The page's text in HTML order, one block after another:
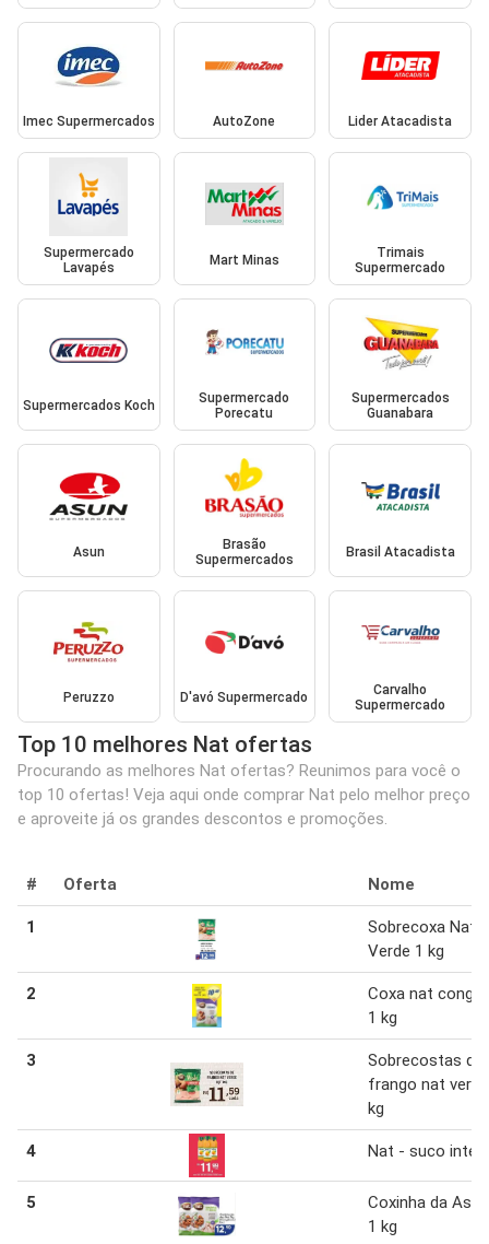
Imec Supermercados AutoZone Lider Atacadista
Supermercado
Lavapés
Mart Minas
Trimais
Supermercado
Supermercados Koch
Supermercado
Porecatu
Supermercados
Guanabara
Asun
Brasão
Supermercados
Brasil Atacadista
Peruzzo D'avó Supermercado
Carvalho
Supermercado
Top 10 melhores Nat ofertas
Procurando as melhores Nat ofertas? Reunimos para você o
top 10 ofertas! Veja aqui onde comprar Nat pelo melhor preço
e aproveite já os grandes descontos e promoções.
# Oferta Nome
1
Sobrecoxa Nat
Verde 1 kg
2
Coxa nat
1 kg
3
Sobrecostas de
frango nat
kg
4 Nat - suco inte
5
Coxinha da Asa
1 kg